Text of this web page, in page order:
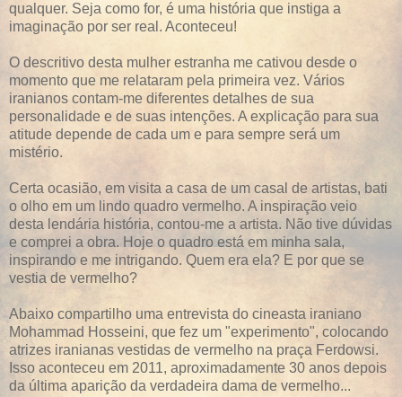
qualquer. Seja como for, é uma história que instiga a
imaginação por ser real. Aconteceu!
O descritivo desta mulher estranha me cativou desde o
momento que me relataram pela primeira vez. Vários
iranianos contam-me diferentes detalhes de sua
personalidade e de suas intenções. A explicação para sua
atitude depende de cada um e para sempre será um
mistério.
Certa ocasião, em visita a casa de um casal de artistas, bati
o olho em um lindo quadro vermelho. A inspiração veio
desta lendária história, contou-me a artista. Não tive dúvidas
e comprei a obra. Hoje o quadro está em minha sala,
inspirando e me intrigando. Quem era ela? E por que se
vestia de vermelho?
Abaixo compartilho uma entrevista do cineasta iraniano
Mohammad Hosseini, que fez um "experimento", colocando
atrizes iranianas vestidas de vermelho na praça Ferdowsi.
Isso aconteceu em 2011, aproximadamente 30 anos depois
da última aparição da verdadeira dama de vermelho...